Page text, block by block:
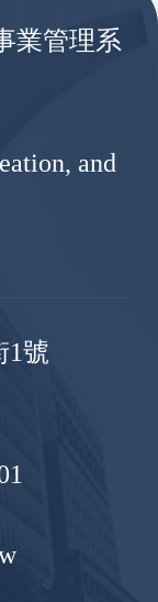
業管理系
and
1號